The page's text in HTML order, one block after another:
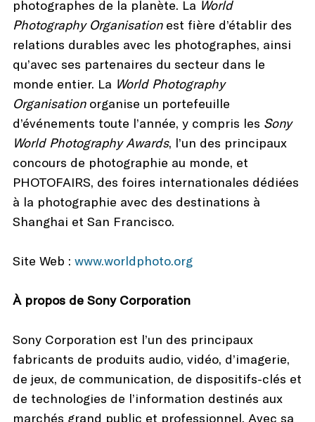
photographes de la planète. La World
Photography Organisationest fière d’établir des
relations durables avec les photographes, ainsi
qu’avec ses partenaires du secteur dans le
monde entier. La World Photography
Organisationorganise un portefeuille
d’événements toute l’année, y compris les Sony
World Photography Awards, l’un des principaux
concours de photographie au monde, et
PHOTOFAIRS, des foires internationales dédiées
à la photographie avec des destinations à
Shanghai et San Francisco.
Site Web : www.worldphoto.org
À propos de Sony Corporation
Sony Corporation est l’un des principaux
fabricants de produits audio, vidéo, d’imagerie,
de jeux, de communication, de dispositifs-clés et
de technologies de l’information destinés aux
marchés grand public et professionnel. Avec sa